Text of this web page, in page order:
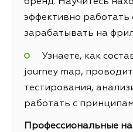
бренд. Научитесь
эффективно работать
зарабатывать на
Узнаете, как
journey map,
тестирования,
работать с
Профессиональные